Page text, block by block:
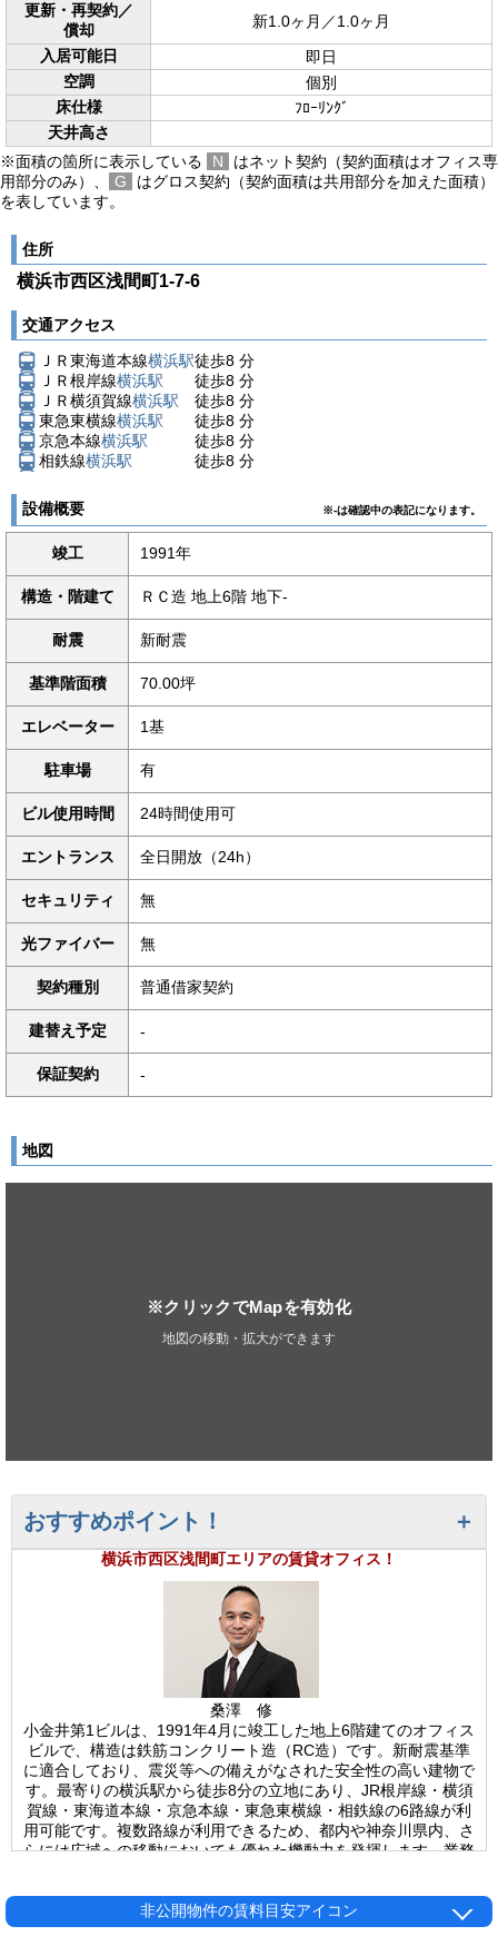
更新・再契約／
償却
新1.0ヶ月／1.0ヶ月
入居可能日
即日
空調
個別
床仕様
ﾌﾛｰﾘﾝｸﾞ
天井高さ
※面積の箇所に表示している
N
はネット契約（契約面積はオフィス専
用部分のみ）、
G
はグロス契約（契約面積は共用部分を加えた面積）
を表しています。
住所
横浜市西区浅間町1-7-6
交通アクセス
ＪＲ東海道本線横浜駅徒歩8 分
ＪＲ根岸線横浜駅 徒歩8 分
ＪＲ横須賀線横浜駅 徒歩8 分
東急東横線横浜駅 徒歩8 分
京急本線横浜駅 徒歩8 分
相鉄線横浜駅 徒歩8 分
設備概要 ※-は確認中の表記になります。
竣工 1991年
構造・階建て ＲＣ造 地上6階 地下-
耐震 新耐震
基準階面積 70.00坪
エレベーター 1基
駐車場 有
ビル使用時間 24時間使用可
エントランス 全日開放（24h）
セキュリティ 無
光ファイバー 無
契約種別 普通借家契約
建替え予定 -
保証契約 -
地図
※クリックでMapを有効化
地図の移動・拡大ができます
おすすめポイント！
横浜市西区浅間町エリアの賃貸オフィス！
桑澤 修
小金井第1ビルは、1991年4月に竣工した地上6階建てのオフィス
ビルで、構造は鉄筋コンクリート造（RC造）です。新耐震基準
に適合しており、震災等への備えがなされた安全性の高い建物で
す。最寄りの横浜駅から徒歩8分の立地にあり、JR根岸線・横須
賀線・東海道本線・京急本線・東急東横線・相鉄線の6路線が利
用可能です。複数路線が利用できるため、都内や神奈川県内、さ
らには広域への移動においても優れた機動力を発揮します。業務
各フロアへの移動もスムーズです。空調は個別方式を採用してお
り、テナントごとに温度調節が可能なため、執務空間の快適性を
非公開物件の賃料目安アイコン